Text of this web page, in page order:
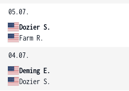
05.07.
Dozier S.
Farm R.
04.07.
Deming E.
Dozier S.